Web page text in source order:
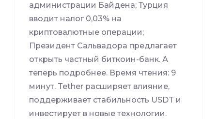
администрации Байдена; Турция
вводит налог 0,03% на
криптовалютные операции;
Президент Сальвадора предлагает
открыть частный биткоин-банк. А
теперь подробнее. Время чтения: 9
минут. Tether расширяет влияние,
поддерживает стабильность USDT и
инвестирует в новые технологии.